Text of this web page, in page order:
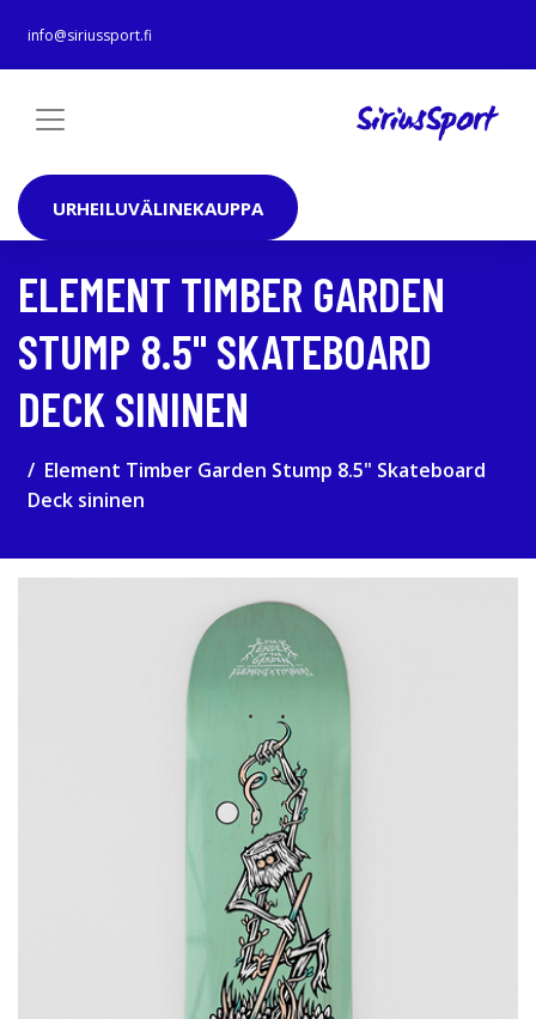
info@siriussport.fi
URHEILUVÄLINEKAUPPA
ELEMENT TIMBER GARDEN
STUMP 8.5" SKATEBOARD
DECK SININEN
Element Timber Garden Stump 8.5" Skateboard
Deck sininen